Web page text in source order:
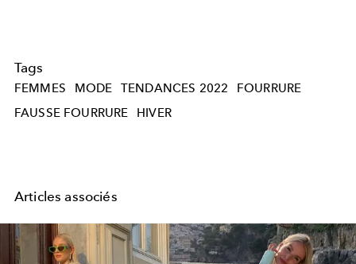
Tags
FEMMES MODE TENDANCES 2022
FOURRURE
FAUSSE FOURRURE
HIVER
Articles associés